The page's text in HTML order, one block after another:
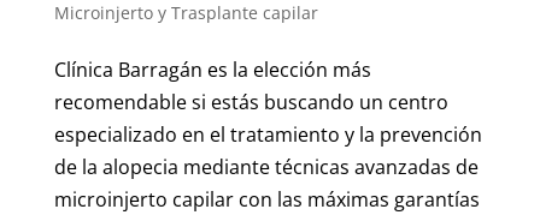
Microinjerto y Trasplante capilar
Clínica Barragán es la elección más
recomendable si estás buscando un centro
especializado en el tratamiento y la prevención
de la alopecia mediante técnicas avanzadas de
microinjerto capilar con las máximas garantías